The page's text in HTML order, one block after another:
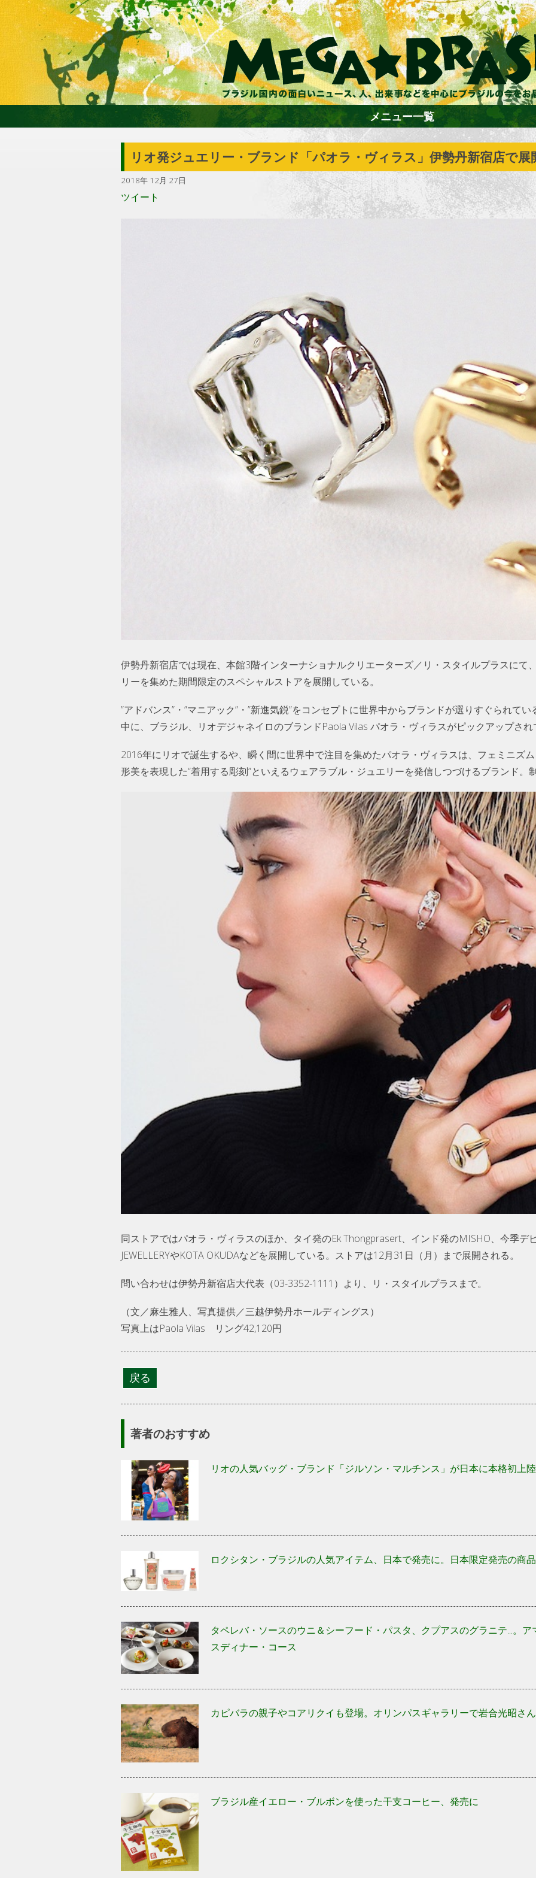
ホーム
ファション
ビジネス
コラム
メニュー一覧
リオ発ジュエリー・ブランド「パオラ・ヴィラス」伊勢丹新宿店で展
2018年 12月 27日
伊勢丹新宿店では現在、本館3階インターナショナルクリエーターズ／リ・スタイルプラスにて
リーを集めた期間限定のスペシャルストアを展開している。
”アドバンス”・”マニアック”・”新進気鋭”をコンセプトに世界中からブランドが選りすぐられて
中に、ブラジル、リオデジャネイロのブランドPaola Vilas パオラ・ヴィラスがピックアップさ
2016年にリオで誕生するや、瞬く間に世界中で注目を集めたパオラ・ヴィラスは、フェミニズ
形美を表現した“着用する彫刻”といえるウェアラブル・ジュエリーを発信しつづけるブランド
同ストアではパオラ・ヴィラスのほか、タイ発のEk Thongprasert、インド発のMISHO、今季デ
JEWELLERYやKOTA OKUDAなどを展開している。ストアは12月31日（月）まで展開される。
問い合わせは伊勢丹新宿店大代表（03-3352-1111）より、リ・スタイルプラスまで。
（文／麻生雅人、写真提供／三越伊勢丹ホールディングス）
写真上はPaola Vilas リング42,120円
著者のおすすめ
リオの人気バッグ・ブランド「ジルソン・マルチンス」が日本に本格初上陸
ロクシタン・ブラジルの人気アイテム、日本で発売に。日本限定発売の商
タペレバ・ソースのウニ＆シーフード・パスタ、クプアスのグラニテ...。
スディナー・コース
カピバラの親子やコアリクイも登場。オリンパスギャラリーで岩合光昭さ
ブラジル産イエロー・ブルボンを使った干支コーヒー、発売に